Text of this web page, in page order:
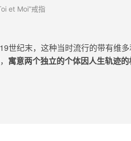
et Moi”戒指
世纪末， 这种当时流行的带有维
寓意两个独立的个体因人生轨迹